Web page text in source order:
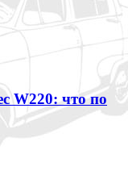
W220: что по